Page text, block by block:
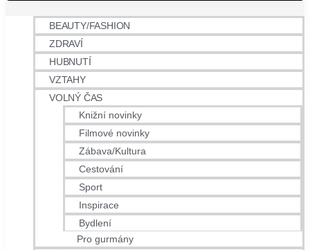
BEAUTY/FASHION
ZDRAVÍ
HUBNUTÍ
VZTAHY
VOLNÝ ČAS
Knižní novinky
Filmové novinky
Zábava/Kultura
Cestování
Sport
Inspirace
Bydlení
Pro gurmány